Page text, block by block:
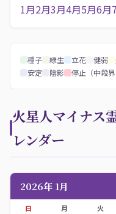
1月2月3月4月5月6月
種子 緑生 立花 健弱
安定
陰影 停止（中殺界
火星人マイナス
レンダー
2026年 1月
日 月 火